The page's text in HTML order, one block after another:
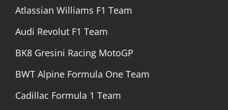
Atlassian Williams F1 Team
Audi Revolut F1 Team
BK8 Gresini Racing MotoGP
BWT Alpine Formula One Team
Cadillac Formula 1 Team